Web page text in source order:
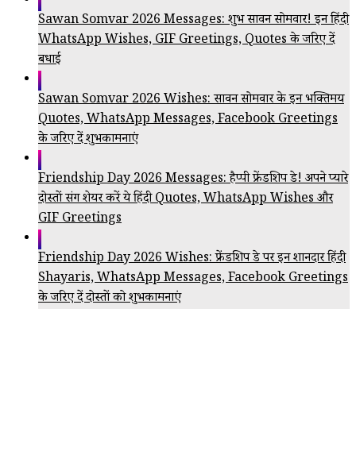
Sawan Somvar 2026 Messages: शुभ सावन सोमवार! इन हिंदी
WhatsApp Wishes, GIF Greetings, Quotes के जरिए दें
बधाई
Sawan Somvar 2026 Wishes: सावन सोमवार के इन भक्तिमय
Quotes, WhatsApp Messages, Facebook Greetings
के जरिए दें शुभकामनाएं
Friendship Day 2026 Messages: हैप्पी फ्रेंडशिप डे! अपने प्यारे
दोस्तों संग शेयर करें ये हिंदी Quotes, WhatsApp Wishes और
GIF Greetings
Friendship Day 2026 Wishes: फ्रेंडशिप डे पर इन शानदार हिंदी
Shayaris, WhatsApp Messages, Facebook Greetings
के जरिए दें दोस्तों को शुभकामनाएं